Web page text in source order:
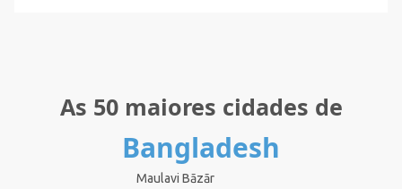
As 50 maiores cidades de
Bangladesh
Maulavi Bāzār